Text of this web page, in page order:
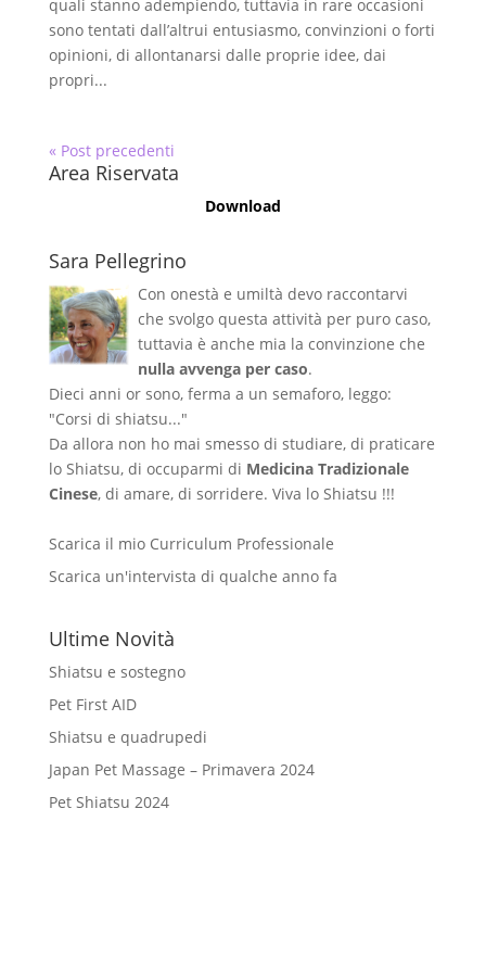
quali stanno adempiendo, tuttavia in rare occasioni
sono tentati dall’altrui entusiasmo, convinzioni o forti
opinioni, di allontanarsi dalle proprie idee, dai
propri...
« Post precedenti
Area Riservata
Download
Sara Pellegrino
Con onestà e umiltà devo raccontarvi
che svolgo questa attività per puro caso,
tuttavia è anche mia la convinzione che
nulla avvenga per caso.
Dieci anni or sono, ferma a un semaforo, leggo:
"Corsi di shiatsu..."
Da allora non ho mai smesso di studiare, di praticare
lo Shiatsu, di occuparmi di Medicina Tradizionale
Cinese, di amare, di sorridere. Viva lo Shiatsu !!!
Scarica il mio Curriculum Professionale
Scarica un'intervista di qualche anno fa
Ultime Novità
Shiatsu e sostegno
Pet First AID
Shiatsu e quadrupedi
Japan Pet Massage – Primavera 2024
Pet Shiatsu 2024